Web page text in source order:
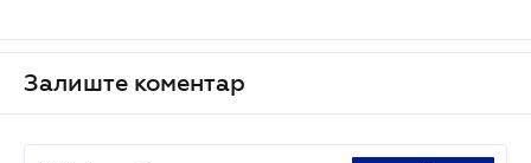
Залиште коментар